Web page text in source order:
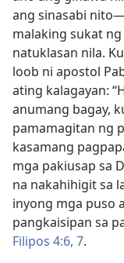
ang sinasabi
malaking sukat
natuklasan nila.
loob ni apostol
ating kalagayan:
anumang bagay,
pamamagitan ng
kasamang
mga pakiusap sa
na nakahihigit sa
inyong mga puso
pangkaisipan sa
Filipos 4:6, 7.